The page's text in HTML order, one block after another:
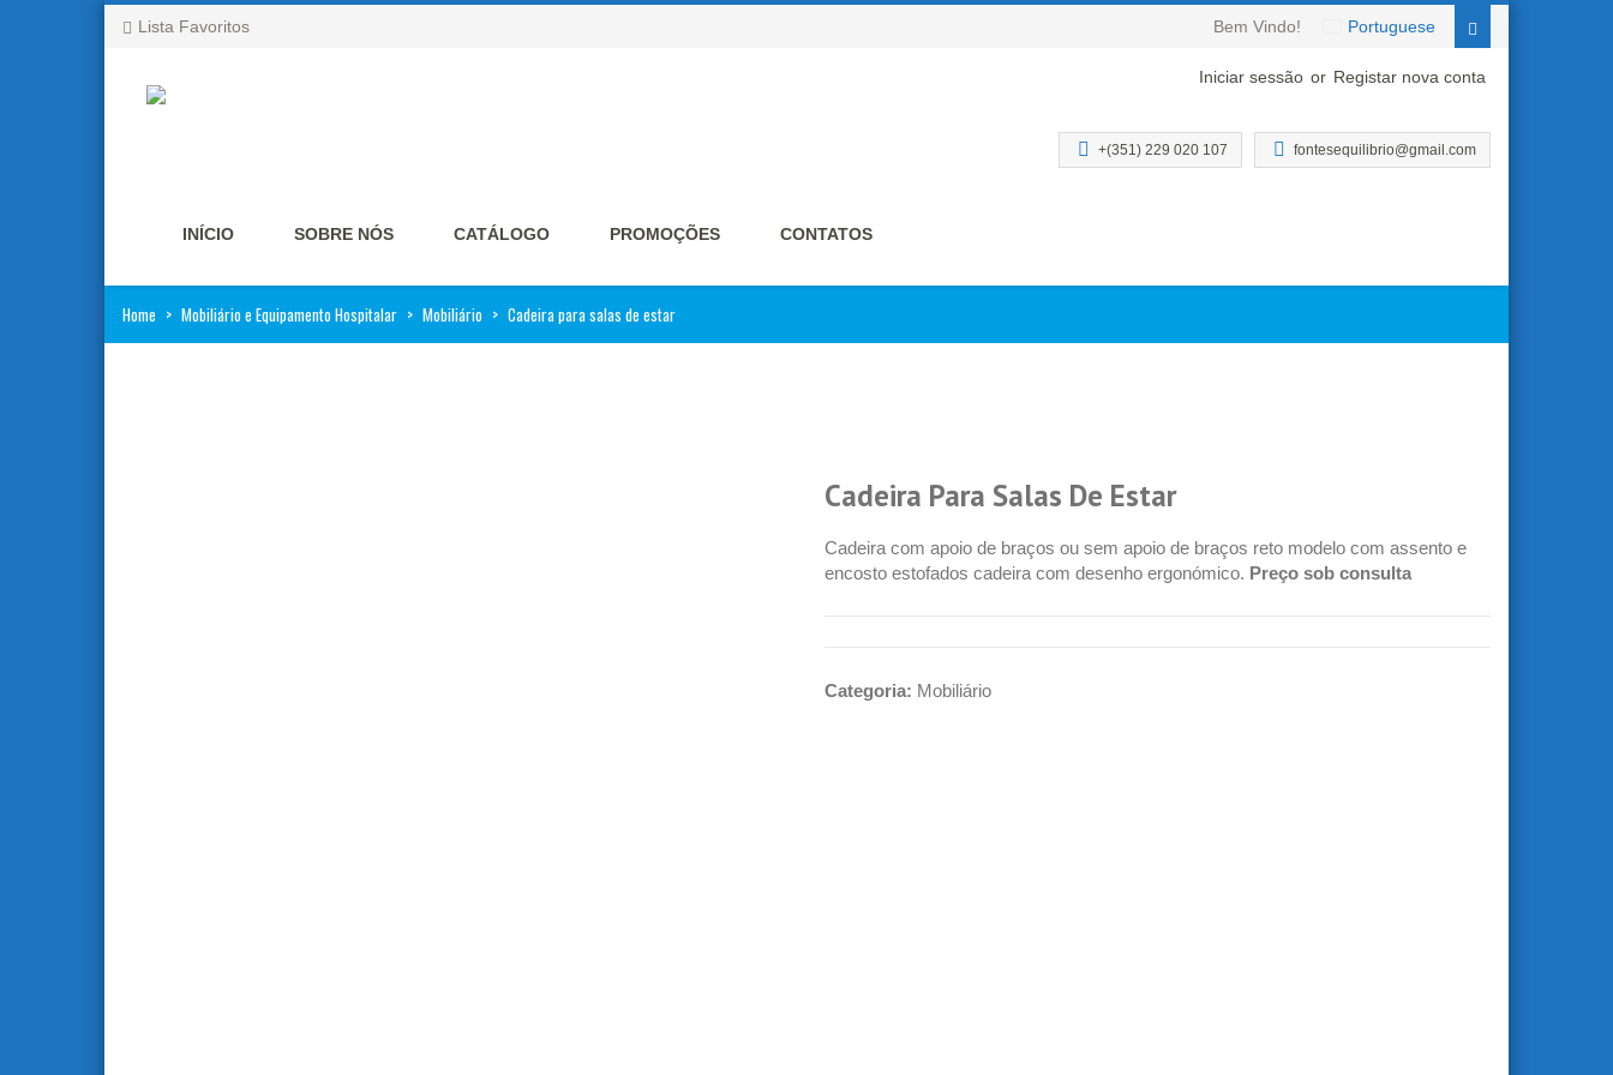
Lista Favoritos Bem Vindo!
Iniciar sessão or Registar nova conta
Portuguese
+(351) 229 020 107 fontesequilibrio@gmail.com
INÍCIO SOBRE NÓS CATÁLOGO PROMOÇÕES CONTATOS
Home > Mobiliário e Equipamento Hospitalar > Mobiliário > Cadeira para salas de estar
Cadeira Para Salas De Estar
Cadeira com apoio de braços ou sem apoio de braços reto modelo com assento e
encosto estofados cadeira com desenho ergonómico. Preço sob consulta
Categoria: Mobiliário